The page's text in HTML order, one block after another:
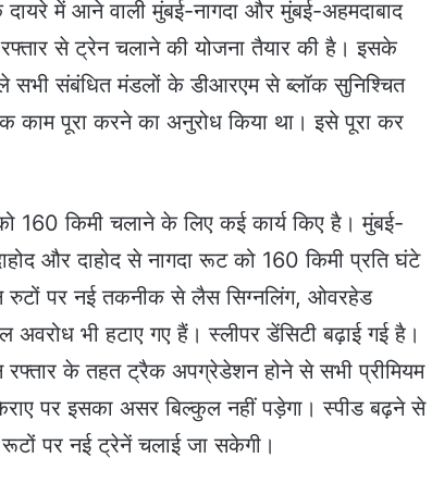
में आने वाली मुंबई-नागदा और मुंबई-अहमदाबाद
से ट्रेन चलाने की योजना तैयार की है। इसके
सभी संबंधित मंडलों के डीआरएम से ब्लॉक सुनिश्चित
काम पूरा करने का अनुरोध किया था। इसे पूरा कर
160 किमी चलाने के लिए कई कार्य किए है। मुंबई-
और दाहोद से नागदा रूट को 160 किमी प्रति घंटे
रुटों पर नई तकनीक से लैस सिग्नलिंग, ओवरहेड
अवरोध भी हटाए गए हैं। स्लीपर डेंसिटी बढ़ाई गई है।
के तहत ट्रैक अपग्रेडेशन होने से सभी प्रीमियम
पर इसका असर बिल्कुल नहीं पड़ेगा। स्पीड बढ़ने से
पर नई ट्रेनें चलाई जा सकेगी।